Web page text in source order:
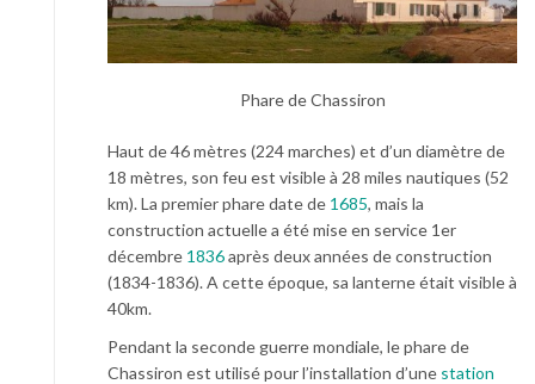
Phare de Chassiron
Haut de 46 mètres (224 marches) et d’un diamètre de
18 mètres, son feu est visible à 28 miles nautiques (52
km). La premier phare date de 1685, mais la
construction actuelle a été mise en service 1er
décembre 1836après deux années de construction
(1834-1836). A cette époque, sa lanterne était visible à
40km.
Pendant la seconde guerre mondiale, le phare de
Chassiron est utilisé pour l’installation d’une station